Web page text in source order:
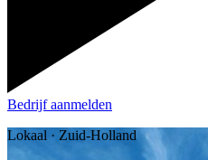
Bedrijf aanmelden
Lokaal · Zuid-Holland